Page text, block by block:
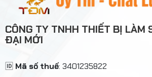
CÔNG TY TNHH THIẾT BỊ LÀM
ĐẠI MỚI
🆔 Mã số thuế: 3401235822